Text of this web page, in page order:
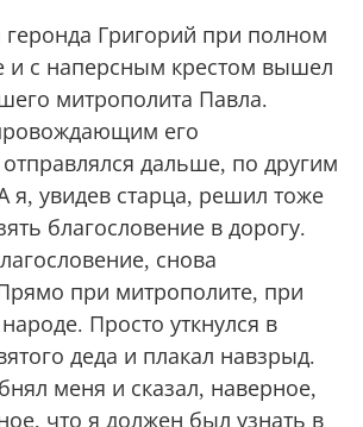
путь пешком. Он хотел
— наедине с Богом,
о чем-то своем, личном,
Григорий при полном
и с наперсным крестом вышел
митрополита Павла.
его
дальше, по другим
я, увидев старца, решил тоже